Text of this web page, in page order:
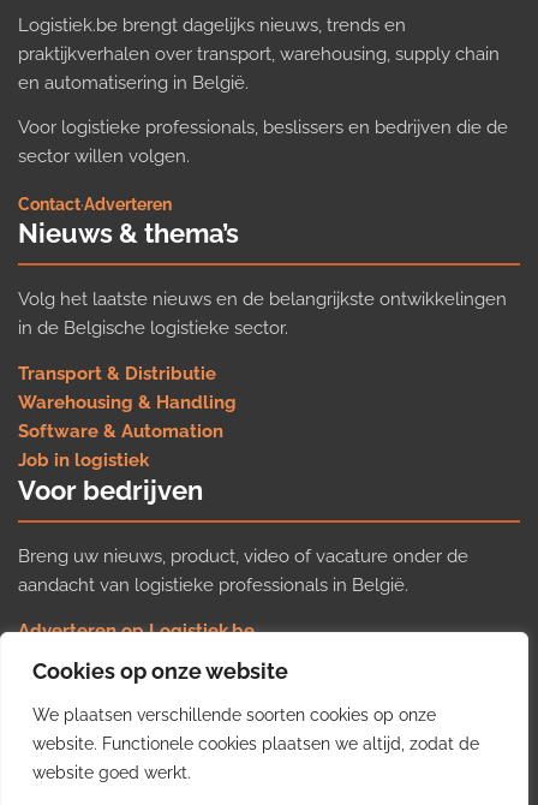
Cookies op onze website
We plaatsen verschillende soorten cookies op onze
website. Functionele cookies plaatsen we altijd, zodat de
website goed werkt.
Logistiek.be brengt dagelijks nieuws, trends en
praktijkverhalen over transport, warehousing, supply chain
en automatisering in België.
Voor logistieke professionals, beslissers en bedrijven die de
sector willen volgen.
Contact·Adverteren
Nieuws & thema’s
Volg het laatste nieuws en de belangrijkste ontwikkelingen
in de Belgische logistieke sector.
Transport & Distributie
Warehousing & Handling
Software & Automation
Job in logistiek
Voor bedrijven
Breng uw nieuws, product, video of vacature onder de
aandacht van logistieke professionals in België.
Adverteren op Logistiek.be
Nieuws insturen
Uw video op Logistiek.TV
Job plaatsen
Gratis wekelijkse update